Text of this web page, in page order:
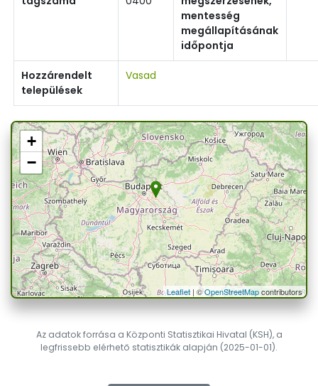
mentesség
megállapításának
időpontja
Hozzárendelt
települések
Vasad
+
−
Leaflet| ©OpenStreetMapcontributors
Az adatok forrása a Központi Statisztikai Hivatal (KSH), a
legfrissebb elérhető statisztikák alapján (2025-01-01).